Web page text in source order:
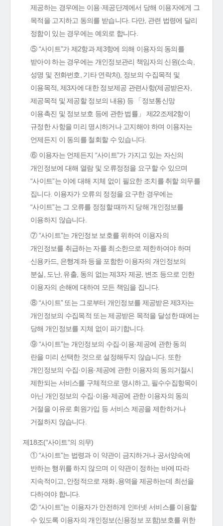
제공하는 경우에는 이용·제공단계에서 당해 이용자에게 그
목적을 고지하고 동의를 받습니다. 다만, 관련 법령에 달리
정함이 있는 경우에는 예외로 합니다.
⑤ “사이트”가 제2항과 제3항에 의해 이용자의 동의를
받아야 하는 경우에는 개인정보관리 책임자의 신원(소속,
성명 및 전화번호, 기타 연락처), 정보의 수집목적 및
이용목적, 제3자에 대한 정보제공 관련사항(제공받은자,
제공목적 및 제공할 정보의 내용) 등 「정보통신망
이용촉진 및 정보보호 등에 관한 법률」 제22조제2항이
규정한 사항을 미리 명시하거나 고지해야 하며 이용자는
언제든지 이 동의를 철회할 수 있습니다.
⑥ 이용자는 언제든지 “사이트”가 가지고 있는 자신의
개인정보에 대해 열람 및 오류정정을 요구할 수 있으며
“사이트”는 이에 대해 지체 없이 필요한 조치를 취할 의무를
집니다. 이용자가 오류의 정정을 요구한 경우에는
“사이트”는 그 오류를 정정할 때까지 당해 개인정보를
이용하지 않습니다.
⑦ “사이트”는 개인정보 보호를 위하여 이용자의
개인정보를 취급하는 자를 최소한으로 제한하여야 하며
신용카드, 은행계좌 등을 포함한 이용자의 개인정보의
분실, 도난, 유출, 동의 없는 제3자 제공, 변조 등으로 인한
이용자의 손해에 대하여 모든 책임을 집니다.
⑧ “사이트” 또는 그로부터 개인정보를 제공받은 제3자는
개인정보의 수집목적 또는 제공받은 목적을 달성한 때에는
당해 개인정보를 지체 없이 파기합니다.
⑨ “사이트”는 개인정보의 수집·이용·제공에 관한 동의
란을 미리 선택한 것으로 설정해두지 않습니다. 또한
개인정보의 수집·이용·제공에 관한 이용자의 동의거절시
제한되는 서비스를 구체적으로 명시하고, 필수수집항목이
아닌 개인정보의 수집·이용·제공에 관한 이용자의 동의
거절을 이유로 회원가입 등 서비스 제공을 제한하거나
거절하지 않습니다.
제18조(“사이트“의 의무)
① “사이트”는 법령과 이 약관이 금지하거나 공서양속에
반하는 행위를 하지 않으며 이 약관이 정하는 바에 따라
지속적이고, 안정적으로 재화․용역을 제공하는데 최선을
다하여야 합니다.
② “사이트”는 이용자가 안전하게 인터넷 서비스를 이용할
수 있도록 이용자의 개인정보(신용정보 포함)보호를 위한